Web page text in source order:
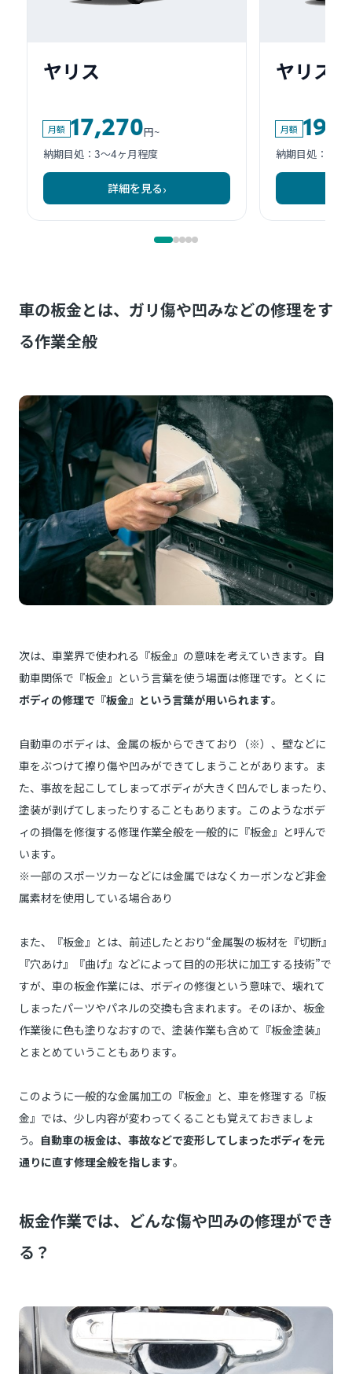
車の板金とは、ガリ傷や凹みなどの修理をす
る作業全般
次は、車業界で使われる『板金』の意味を考えていきます。自
動車関係で『板金』という言葉を使う場面は修理です。とくに
ボディの修理で『板金』という言葉が用いられます。
自動車のボディは、金属の板からできており（※）、壁などに
車をぶつけて擦り傷や凹みができてしまうことがあります。ま
た、事故を起こしてしまってボディが大きく凹んでしまったり、
塗装が剥げてしまったりすることもあります。このようなボデ
ィの損傷を修復する修理作業全般を一般的に『板金』と呼んで
います。
※一部のスポーツカーなどには金属ではなくカーボンなど非金
属素材を使用している場合あり
また、『板金』とは、前述したとおり“金属製の板材を『切断』
『穴あけ』『曲げ』などによって目的の形状に加工する技術”で
すが、車の板金作業には、ボディの修復という意味で、壊れて
しまったパーツやパネルの交換も含まれます。そのほか、板金
作業後に色も塗りなおすので、塗装作業も含めて『板金塗装』
とまとめていうこともあります。
このように一般的な金属加工の『板金』と、車を修理する『板
金』では、少し内容が変わってくることも覚えておきましょ
う。 自動車の板金は、事故などで変形してしまったボディを元
通りに直す修理全般を指します。
板金作業では、どんな傷や凹みの修理ができ
る？